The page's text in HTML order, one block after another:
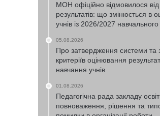
МОН офіційно відмовилося від
результатів: що змінюється в
учнів із 2026/2027
05.08.2026
Про затвердження системи та
критеріїв оцінювання
навчання учнів
01.08.2026
Педагогічна рада закладу
повноваження, рішення та